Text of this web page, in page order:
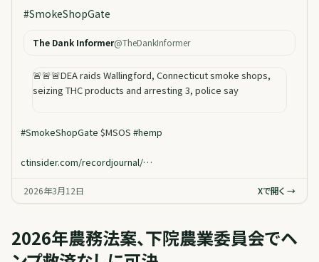
#SmokeShopGate
The Dank Informer@TheDankInformer
🚨🚨🚨DEA raids Wallingford, Connecticut smoke shops,
seizing THC products and arresting 3, police say
#SmokeShopGate $MSOS #hemp
ctinsider.com/recordjournal/…
2026年3月12日 Xで開く →
2026年農務法案、下院農業委員会でヘ